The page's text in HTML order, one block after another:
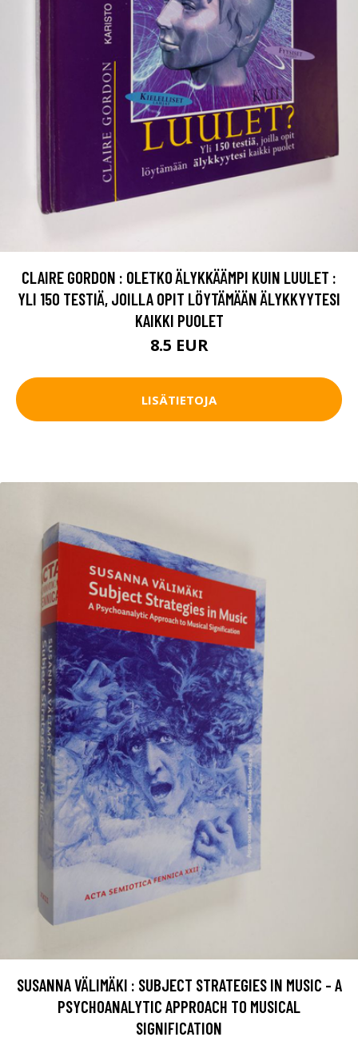
CLAIRE GORDON : OLETKO ÄLYKKÄÄMPI KUIN LUULET :
YLI 150 TESTIÄ, JOILLA OPIT LÖYTÄMÄÄN ÄLYKKYYTESI
KAIKKI PUOLET
8.5 EUR
LISÄTIETOJA
SUSANNA VÄLIMÄKI : SUBJECT STRATEGIES IN MUSIC - A
PSYCHOANALYTIC APPROACH TO MUSICAL
SIGNIFICATION